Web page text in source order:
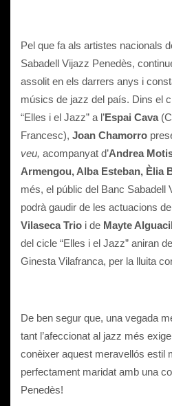
Pel que fa als artistes nacionals
Sabadell Vijazz Penedès,
assolit en els darrers anys i
músics de jazz del país. Dins el
“Elles i el Jazz” a l’Espai Cava
Francesc), Joan Chamorro
veu, acompanyat d’Andrea
Armengou, Alba Esteban, Èlia
més, el públic del Banc Sabadell
podrà gaudir de les actuacions de
Vilaseca Trio i de Mayte Alguacil
del cicle “Elles i el Jazz” aniran
Ginesta Vilafranca, per la lluita
De ben segur que, una vegada
tant l’afeccionat al jazz més
conèixer aquest meravellós estil
perfectament maridat amb una
Penedès!